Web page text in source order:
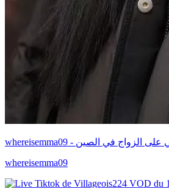
whereisemma09